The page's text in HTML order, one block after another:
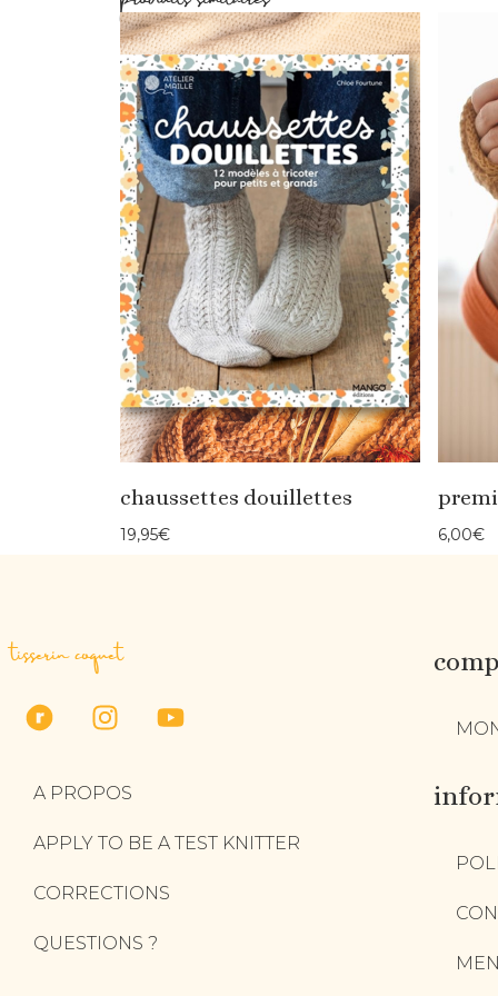
chaussettes douillettes
19,95€ 6,00€
tisserin coquet
A PROPOS
APPLY TO BE A TEST KNITTER
CORRECTIONS
QUESTIONS ?